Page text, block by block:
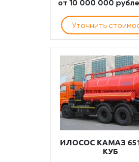
от 10 000 000
Уточнить
ИЛОСОС КАМАЗ
КУБ